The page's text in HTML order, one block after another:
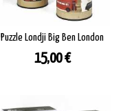
Puzzle Londji Big Ben London
Prezzo
15,00 €